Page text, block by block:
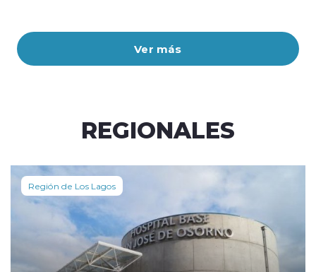
Ver más
REGIONALES
Región de Los Lagos